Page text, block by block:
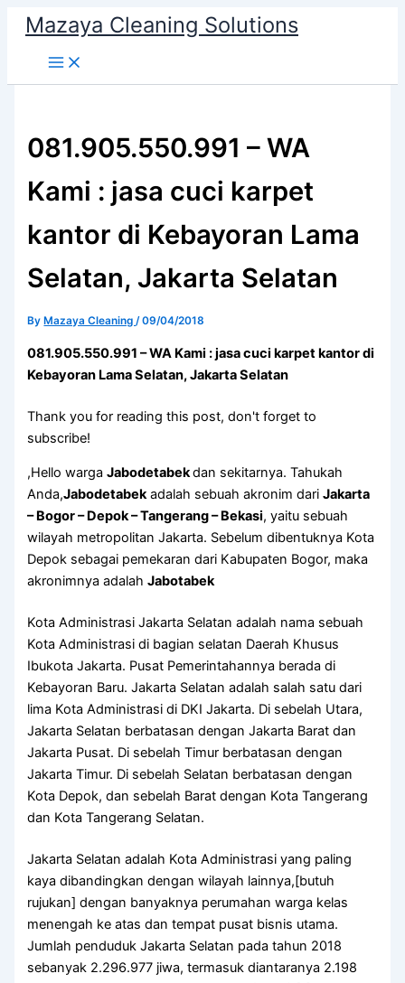
content
Mazaya Cleaning Solutions
081.905.550.991 – WA
Kami : jasa cuci karpet
kantor di Kebayoran Lama
Selatan, Jakarta Selatan
By Mazaya Cleaning/09/04/2018
081.905.550.991 – WA Kami : jasa cuci karpet kantor di
Kebayoran Lama Selatan, Jakarta Selatan
Thank you for reading this post, don't forget to
subscribe!
,Hello wargaJabodetabekdan sekitarnya. Tahukah
Anda,Jabodetabekadalah sebuah akronim dariJakarta
– Bogor – Depok – Tangerang – Bekasi, yaitu sebuah
wilayah metropolitan Jakarta. Sebelum dibentuknya Kota
Depok sebagai pemekaran dari Kabupaten Bogor, maka
akronimnya adalahJabotabek
Kota Administrasi Jakarta Selatan adalah nama sebuah
Kota Administrasi di bagian selatan Daerah Khusus
Ibukota Jakarta. Pusat Pemerintahannya berada di
Kebayoran Baru. Jakarta Selatan adalah salah satu dari
lima Kota Administrasi di DKI Jakarta. Di sebelah Utara,
Jakarta Selatan berbatasan dengan Jakarta Barat dan
Jakarta Pusat. Di sebelah Timur berbatasan dengan
Jakarta Timur. Di sebelah Selatan berbatasan dengan
Kota Depok, dan sebelah Barat dengan Kota Tangerang
dan Kota Tangerang Selatan.
Jakarta Selatan adalah Kota Administrasi yang paling
kaya dibandingkan dengan wilayah lainnya,[butuh
rujukan] dengan banyaknya perumahan warga kelas
menengah ke atas dan tempat pusat bisnis utama.
Jumlah penduduk Jakarta Selatan pada tahun 2018
sebanyak 2.296.977 jiwa, termasuk diantaranya 2.198